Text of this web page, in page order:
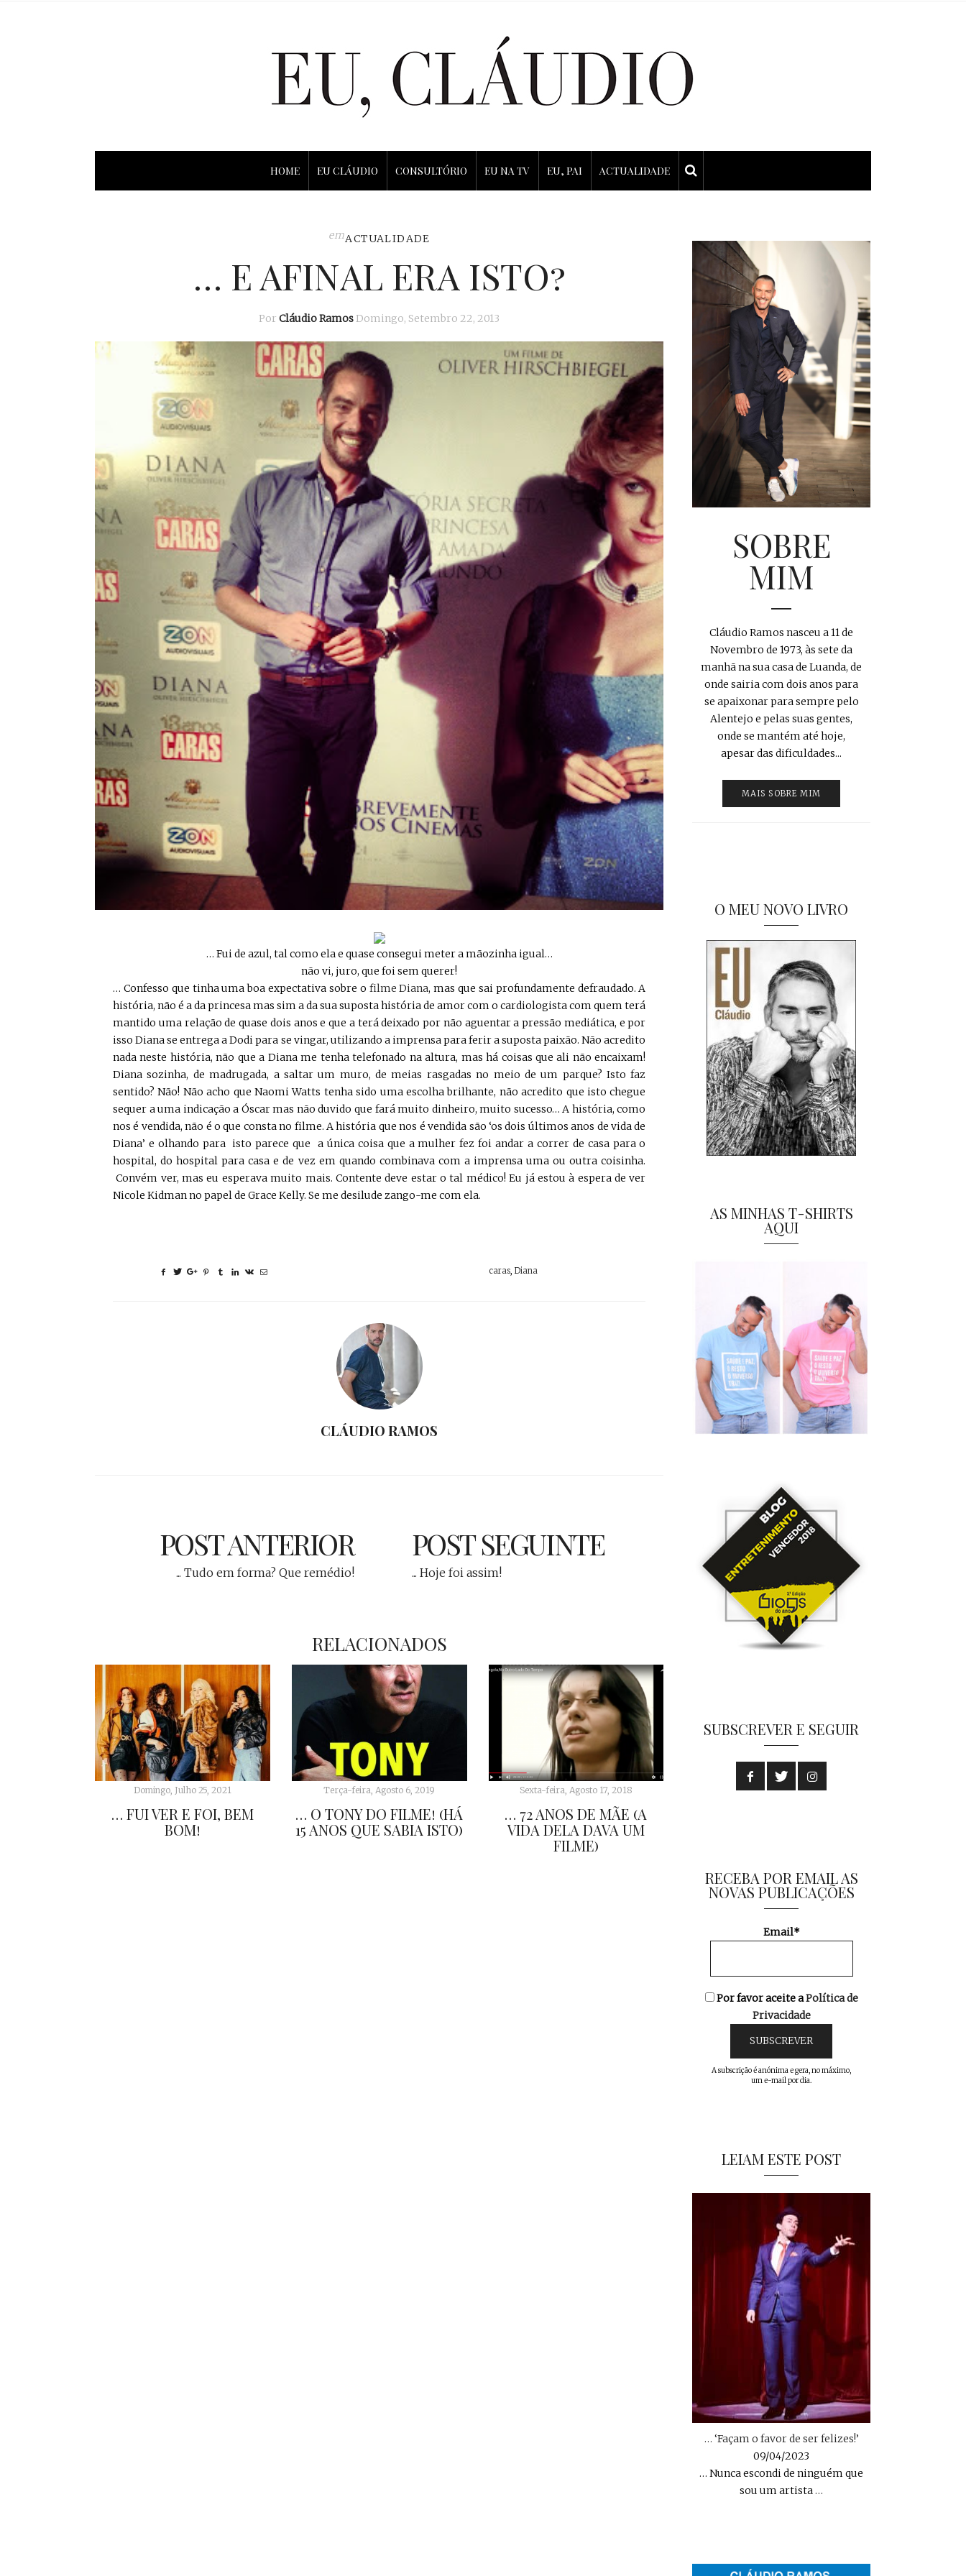
HOME EU CLÁUDIO CONSULTÓRIO EU NA TV EU, PAI ACTUALIDADE
emACTUALIDADE
… E AFINAL ERA ISTO?
PorCláudio RamosDomingo, Setembro 22, 2013
… Fui de azul, tal como ela e quase consegui meter a mãozinha igual…
não vi, juro, que foi sem querer!
… Confesso que tinha uma boa expectativa sobre o filme Diana, mas que sai profundamente defraudado. A
história, não é a da princesa mas sim a da sua suposta história de amor com o cardiologista com quem terá
mantido uma relação de quase dois anos e que a terá deixado por não aguentar a pressão mediática, e por
isso Diana se entrega a Dodi para se vingar, utilizando a imprensa para ferir a suposta paixão. Não acredito
nada neste história, não que a Diana me tenha telefonado na altura, mas há coisas que ali não encaixam!
Diana sozinha, de madrugada, a saltar um muro, de meias rasgadas no meio de um parque? Isto faz
sentido? Não! Não acho que Naomi Watts tenha sido uma escolha brilhante, não acredito que isto chegue
sequer a uma indicação a Óscar mas não duvido que fará muito dinheiro, muito sucesso… A história, como
nos é vendida, não é o que consta no filme. A história que nos é vendida são ‘os dois últimos anos de vida de
Diana’ e olhando para isto parece que a única coisa que a mulher fez foi andar a correr de casa para o
hospital, do hospital para casa e de vez em quando combinava com a imprensa uma ou outra coisinha.
Convém ver, mas eu esperava muito mais. Contente deve estar o tal médico! Eu já estou à espera de ver
Nicole Kidman no papel de Grace Kelly. Se me desilude zango-me com ela.
caras, Diana
CLÁUDIO RAMOS
POST ANTERIOR
... Tudo em forma? Que remédio!
POST SEGUINTE
... Hoje foi assim!
RELACIONADOS
Domingo, Julho 25, 2021
… FUI VER E FOI, BEM
BOM!
Terça-feira, Agosto 6, 2019
… O TONY DO FILME! (HÁ
15 ANOS QUE SABIA ISTO)
Sexta-feira, Agosto 17, 2018
… 72 ANOS DE MÃE (A
VIDA DELA DAVA UM
FILME)
SOBRE
MIM
Cláudio Ramos nasceu a 11 de
Novembro de 1973, às sete da
manhã na sua casa de Luanda, de
onde sairia com dois anos para
se apaixonar para sempre pelo
Alentejo e pelas suas gentes,
onde se mantém até hoje,
apesar das dificuldades...
MAIS SOBRE MIM
O MEU NOVO LIVRO
AS MINHAS T-SHIRTS
AQUI
SUBSCREVER E SEGUIR
RECEBA POR EMAIL AS
NOVAS PUBLICAÇÕES
Email*
Por favor aceite aPolítica de
Privacidade
A subscrição é anónima e gera, no máximo,
um e-mail por dia.
LEIAM ESTE POST
… ‘Façam o favor de ser felizes!’
09/04/2023
… Nunca escondi de ninguém que
sou um artista…